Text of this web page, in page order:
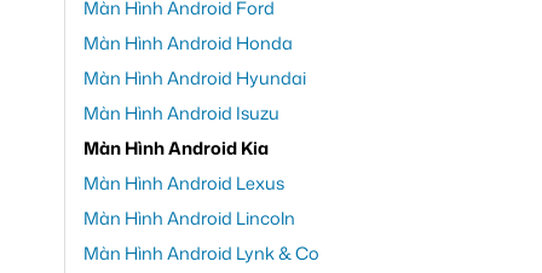
Màn Hình Android Ford
Màn Hình Android Honda
Màn Hình Android Hyundai
Màn Hình Android Isuzu
Màn Hình Android Kia
Màn Hình Android Lexus
Màn Hình Android Lincoln
Màn Hình Android Lynk & Co